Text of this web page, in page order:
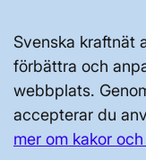
Svenska kraftnät
förbättra och
webbplats.
accepterar du
mer om kakor
Svenska
Sundbyberg